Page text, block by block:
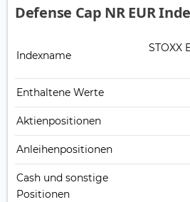
Defense Cap NR EUR
Indexname
STOXX
Enthaltene Werte
Aktienpositionen
Anleihenpositionen
Cash und sonstige
Positionen